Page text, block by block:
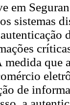
em
sistemas
que
de